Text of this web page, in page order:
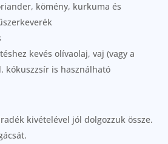
kömény, kurkuma és
kevés olívaolaj, vaj (vagy a
kókuszzsír is használható
kivételével jól dolgozzuk össze.